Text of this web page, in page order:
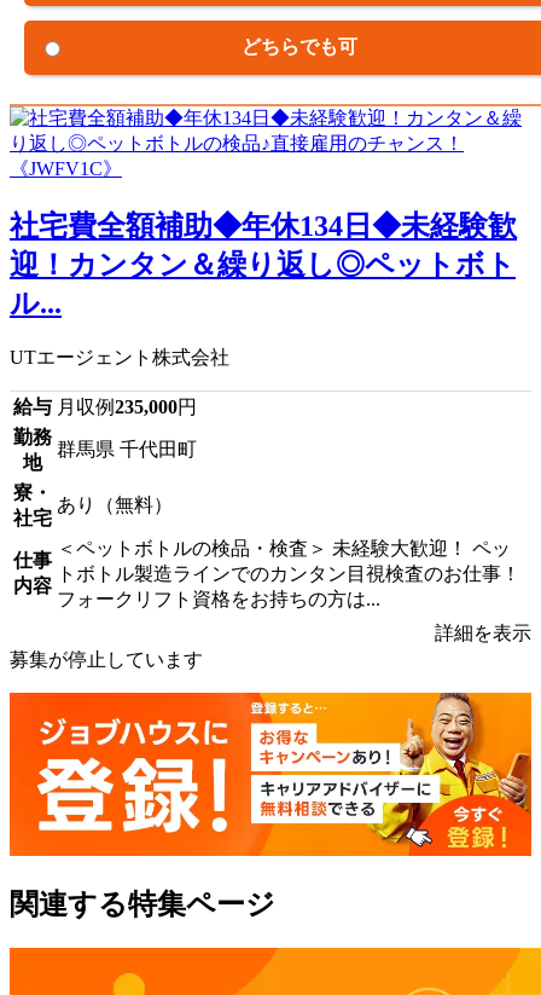
どちらでも可
社宅費全額補助◆年休134日◆未経験歓
迎！カンタン＆繰り返し◎ペットボト
ル...
UTエージェント株式会社
給与 月収例235,000円
勤務
地
群馬県 千代田町
寮・
社宅
あり（無料）
仕事
内容
＜ペットボトルの検品・検査＞ 未経験大歓迎！ ペッ
トボトル製造ラインでのカンタン目視検査のお仕事！
フォークリフト資格をお持ちの方は...
詳細を表示
募集が停止しています
関連する特集ページ